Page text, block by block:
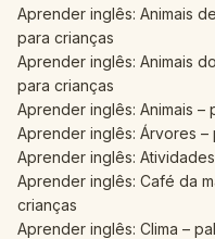
Aprender inglês: Animais
para crianças
Aprender inglês: Animais
para crianças
Aprender inglês: Animais –
Aprender inglês: Árvores
Aprender inglês:
Aprender inglês: Café da
crianças
Aprender inglês: Clima –